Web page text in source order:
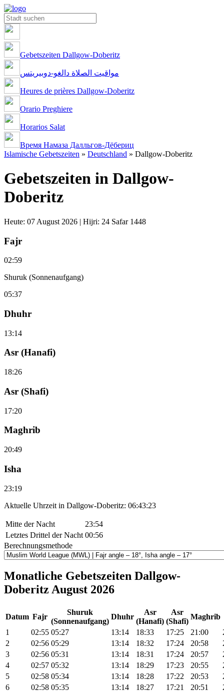
Gebetszeiten Dallgow-Doberitz
مواقيت الصلاة دالغو-دوبيريتس
Heures de prières Dallgow-Doberitz
Orario Preghiere
Horarios Salat
Время Намаза Далльгов-Дёбериц
Islamische Gebetszeiten » Deutschland » Dallgow-Doberitz
Gebetszeiten in Dallgow-
Doberitz
Heute: 07 August 2026 | Hijri: 24 Safar 1448
Fajr
02:59
Shuruk (Sonnenaufgang)
05:37
Dhuhr
13:14
Asr (Hanafi)
18:26
Asr (Shafi)
17:20
Maghrib
20:49
Isha
23:19
Aktuelle Uhrzeit in Dallgow-Doberitz: 06:43:23
Mitte der Nacht
23:54
Letztes Drittel der Nacht 00:56
Berechnungsmethode
Monatliche Gebetszeiten Dallgow-
Doberitz August 2026
Datum Fajr
Shuruk
(Sonnenaufgang)
Dhuhr
Asr
(Hanafi)
Asr
(Shafi)
Maghrib
1
02:55 05:27 13:14 18:33 17:25 21:00
2
02:56 05:29 13:14 18:32 17:24 20:58
3
02:56 05:31 13:14 18:31 17:24 20:57
4
02:57 05:32 13:14 18:29 17:23 20:55
5
02:58 05:34 13:14 18:28 17:22 20:53
6
02:58 05:35 13:14 18:27 17:21 20:51